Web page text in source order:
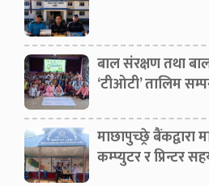
बाल संरक्षण तथा
‘टीओटी’ तालिम
माछापुच्छ्रे बैंकद्वारा
कम्प्युटर र प्रिन्टर